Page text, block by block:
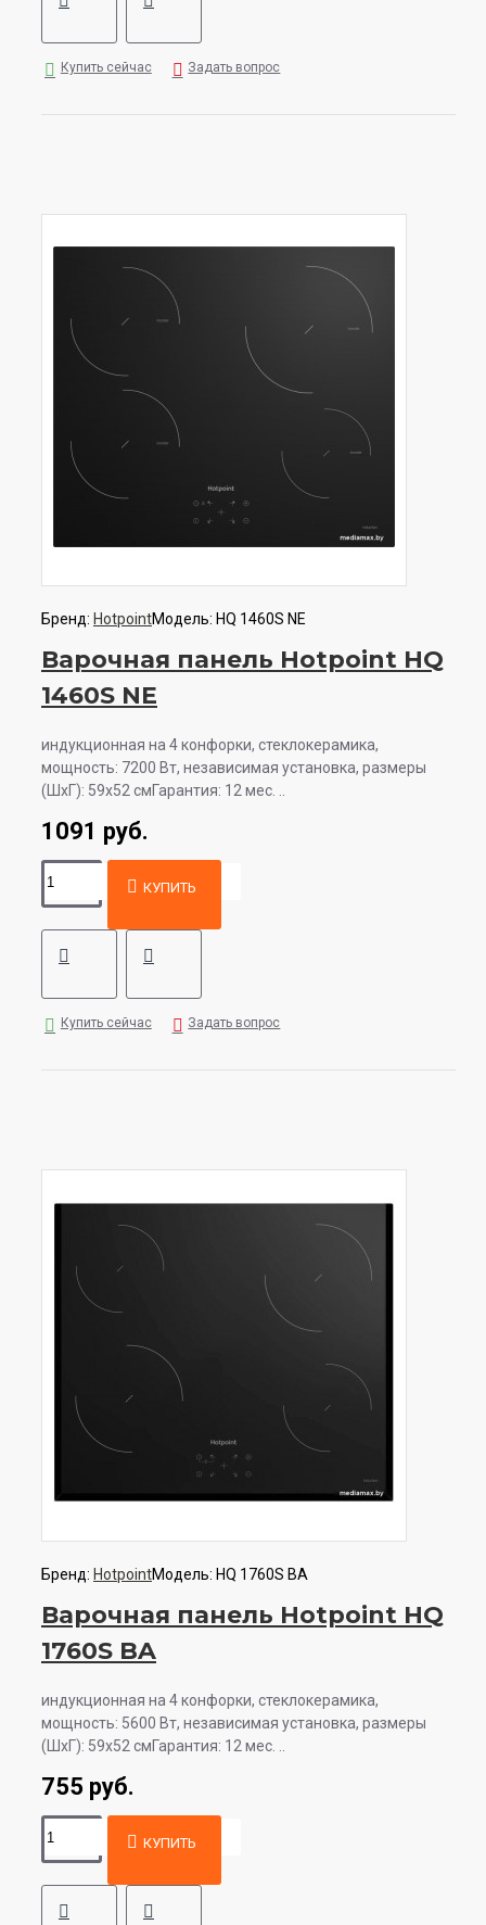
Купить сейчас Задать вопрос
Бренд: HotpointМодель: HQ 1460S NE
Варочная панель Hotpoint HQ
1460S NE
индукционная на 4 конфорки, cтеклокерамика,
мощность: 7200 Вт, независимая установка, размеры
(ШхГ): 59x52 смГарантия: 12 мес. ..
1091 руб.
КУПИТЬ
Купить сейчас Задать вопрос
Бренд: HotpointМодель: HQ 1760S BA
Варочная панель Hotpoint HQ
1760S BA
индукционная на 4 конфорки, cтеклокерамика,
мощность: 5600 Вт, независимая установка, размеры
(ШхГ): 59x52 смГарантия: 12 мес. ..
755 руб.
КУПИТЬ